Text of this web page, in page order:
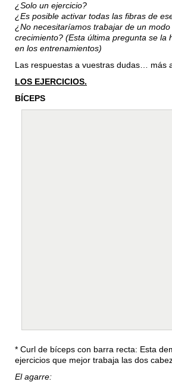
¿Solo un ejercicio?
¿Es posible activar todas las fibras de
¿No necesitaríamos trabajar de un
crecimiento? (Esta última pregunta se la
en los entrenamientos)
Las respuestas a vuestras dudas… más
LOS EJERCICIOS.
BÍCEPS
* Curl de bíceps con barra recta: Esta
ejercicios que mejor trabaja las dos
El agarre: